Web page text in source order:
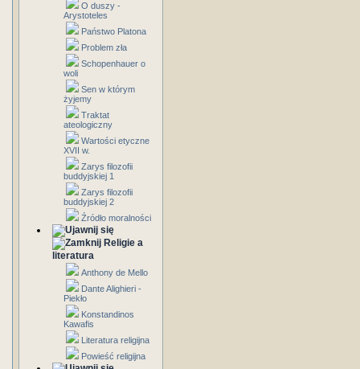
O duszy -
Arystoteles
Państwo Platona
Problem zła
Schopenhauer o
woli
Sen w którym
żyjemy
Traktat
ateologiczny
Wartości etyczne
XVII w.
Zarys filozofii
buddyjskiej 1
Zarys filozofii
buddyjskiej 2
Źródło moralności
Religie a
literatura
Anthony de Mello
Dante Alighieri -
Piekło
Konstandinos
Kawafis
Literatura religijna
Powieść religijna